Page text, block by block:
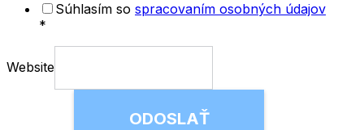
Súhlasím so spracovaním osobných údajov
*
Website
ODOSLAŤ